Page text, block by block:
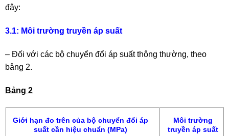
đây:
3.1: Môi trường truyền áp suất
– Đối với các bộ chuyển đổi áp suất thông thường, theo
bảng 2.
Bảng 2
Giới hạn đo trên của bộ chuyển đổi áp
suất cần hiệu chuẩn (MPa)
Môi trường
truyền áp suất